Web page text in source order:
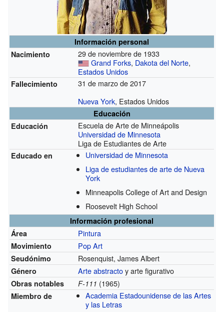
Información personal
Nacimiento
29 de noviembre de 1933
Grand Forks, Dakota del Norte,
Estados Unidos
Fallecimiento
31 de marzo de 2017
Nueva York, Estados Unidos
Educación
Educación
Escuela de Arte de Minneápolis
Universidad de Minnesota
Liga de Estudiantes de Arte
Educado en
Universidad de Minnesota
Liga de estudiantes de arte de Nueva
York
Minneapolis College of Art and Design
Roosevelt High School
Información profesional
Área
Pintura
Movimiento Pop Art
Seudónimo Rosenquist, James Albert
Género Arte abstractoy arte figurativo
Obras notables F-111 (1965)
Miembro de
Academia Estadounidense de las Artes
y las Letras